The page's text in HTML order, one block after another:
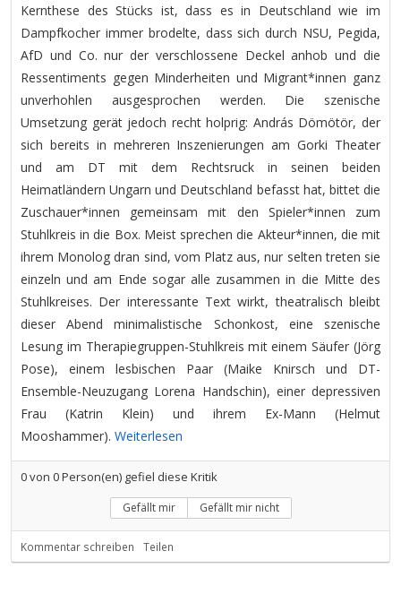
Kernthese des Stücks ist, dass es in Deutschland wie im
Dampfkocher immer brodelte, dass sich durch NSU, Pegida,
AfD und Co. nur der verschlossene Deckel anhob und die
Ressentiments gegen Minderheiten und Migrant*innen ganz
unverhohlen ausgesprochen werden. Die szenische
Umsetzung gerät jedoch recht holprig: András Dömötör, der
sich bereits in mehreren Inszenierungen am Gorki Theater
und am DT mit dem Rechtsruck in seinen beiden
Heimatländern Ungarn und Deutschland befasst hat, bittet die
Zuschauer*innen gemeinsam mit den Spieler*innen zum
Stuhlkreis in die Box. Meist sprechen die Akteur*innen, die mit
ihrem Monolog dran sind, vom Platz aus, nur selten treten sie
einzeln und am Ende sogar alle zusammen in die Mitte des
Stuhlkreises. Der interessante Text wirkt, theatralisch bleibt
dieser Abend minimalistische Schonkost, eine szenische
Lesung im Therapiegruppen-Stuhlkreis mit einem Säufer (Jörg
Pose), einem lesbischen Paar (Maike Knirsch und DT-
Ensemble-Neuzugang Lorena Handschin), einer depressiven
Frau (Katrin Klein) und ihrem Ex-Mann (Helmut
Mooshammer). Weiterlesen
0von 0Person(en) gefiel diese Kritik
Gefällt mir Gefällt mir nicht
Kommentar schreiben Teilen